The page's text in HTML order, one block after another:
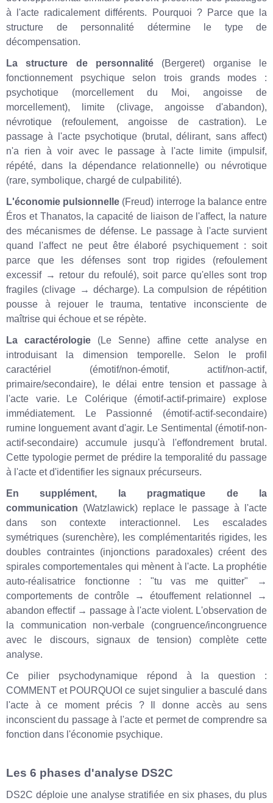
à l'acte radicalement différents. Pourquoi ? Parce que la
structure de personnalité détermine le type de
décompensation.
La structure de personnalité (Bergeret) organise le
fonctionnement psychique selon trois grands modes :
psychotique (morcellement du Moi, angoisse de
morcellement), limite (clivage, angoisse d'abandon),
névrotique (refoulement, angoisse de castration). Le
passage à l'acte psychotique (brutal, délirant, sans affect)
n'a rien à voir avec le passage à l'acte limite (impulsif,
répété, dans la dépendance relationnelle) ou névrotique
(rare, symbolique, chargé de culpabilité).
L'économie pulsionnelle (Freud) interroge la balance entre
Éros et Thanatos, la capacité de liaison de l'affect, la nature
des mécanismes de défense. Le passage à l'acte survient
quand l'affect ne peut être élaboré psychiquement : soit
parce que les défenses sont trop rigides (refoulement
excessif → retour du refoulé), soit parce qu'elles sont trop
fragiles (clivage → décharge). La compulsion de répétition
pousse à rejouer le trauma, tentative inconsciente de
maîtrise qui échoue et se répète.
La caractérologie (Le Senne) affine cette analyse en
introduisant la dimension temporelle. Selon le profil
caractériel (émotif/non-émotif, actif/non-actif,
primaire/secondaire), le délai entre tension et passage à
l'acte varie. Le Colérique (émotif-actif-primaire) explose
immédiatement. Le Passionné (émotif-actif-secondaire)
rumine longuement avant d'agir. Le Sentimental (émotif-non-
actif-secondaire) accumule jusqu'à l'effondrement brutal.
Cette typologie permet de prédire la temporalité du passage
à l'acte et d'identifier les signaux précurseurs.
En supplément, la pragmatique de la
communication (Watzlawick) replace le passage à l'acte
dans son contexte interactionnel. Les escalades
symétriques (surenchère), les complémentarités rigides, les
doubles contraintes (injonctions paradoxales) créent des
spirales comportementales qui mènent à l'acte. La prophétie
auto-réalisatrice fonctionne : "tu vas me quitter" →
comportements de contrôle → étouffement relationnel →
abandon effectif → passage à l'acte violent. L'observation de
la communication non-verbale (congruence/incongruence
avec le discours, signaux de tension) complète cette
analyse.
Ce pilier psychodynamique répond à la question :
COMMENT et POURQUOI ce sujet singulier a basculé dans
l'acte à ce moment précis ? Il donne accès au sens
inconscient du passage à l'acte et permet de comprendre sa
fonction dans l'économie psychique.
Les 6 phases d'analyse DS2C
DS2C déploie une analyse stratifiée en six phases, du plus